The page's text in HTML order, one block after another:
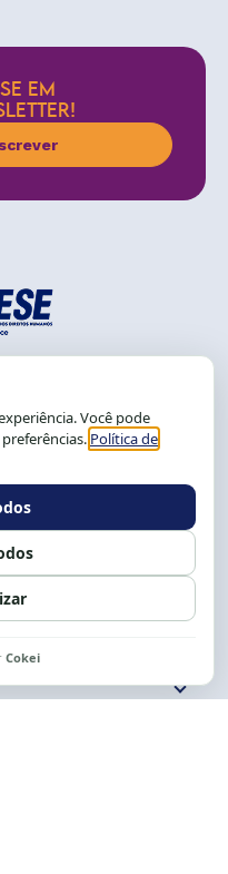
EM
Graça
9 9239-2104 ou 2105
e 13 às 17h.
Fale conosco